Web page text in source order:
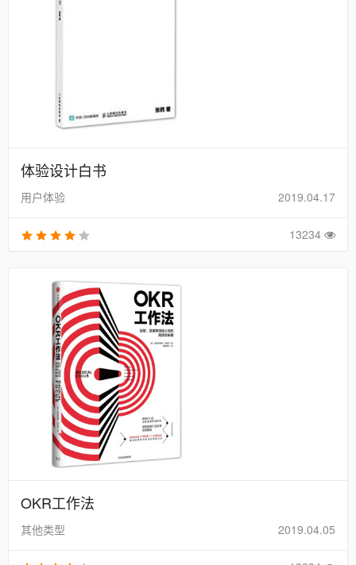
体验设计白书
用户体验 2019.04.17
13234
OKR工作法
其他类型 2019.04.05